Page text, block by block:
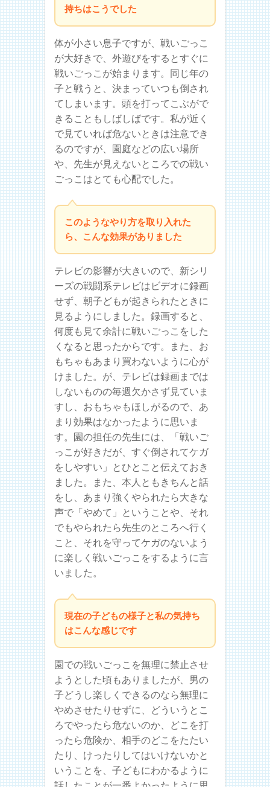
持ちはこうでした
体が小さい息子ですが、戦いごっこ
が大好きで、外遊びをするとすぐに
戦いごっこが始まります。同じ年の
子と戦うと、決まっていつも倒され
てしまいます。頭を打ってこぶがで
きることもしばしばです。私が近く
で見ていれば危ないときは注意でき
るのですが、園庭などの広い場所
や、先生が見えないところでの戦い
ごっこはとても心配でした。
このようなやり方を取り入れた
ら、こんな効果がありました
テレビの影響が大きいので、新シリ
ーズの戦闘系テレビはビデオに録画
せず、朝子どもが起きられたときに
見るようにしました。録画すると、
何度も見て余計に戦いごっこをした
くなると思ったからです。また、お
もちゃもあまり買わないように心が
けました。が、テレビは録画までは
しないものの毎週欠かさず見ていま
すし、おもちゃもほしがるので、あ
まり効果はなかったように思いま
す。園の担任の先生には、「戦いご
っこが好きだが、すぐ倒されてケガ
をしやすい」とひとこと伝えておき
ました。また、本人ともきちんと話
をし、あまり強くやられたら大きな
声で「やめて」ということや、それ
でもやられたら先生のところへ行く
こと、それを守ってケガのないよう
に楽しく戦いごっこをするように言
いました。
現在の子どもの様子と私の気持ち
はこんな感じです
園での戦いごっこを無理に禁止させ
ようとした頃もありましたが、男の
子どうし楽しくできるのなら無理に
やめさせたりせずに、どういうとこ
ろでやったら危ないのか、どこを打
ったら危険か、相手のどこをたたい
たり、けったりしてはいけないかと
いうことを、子どもにわかるように